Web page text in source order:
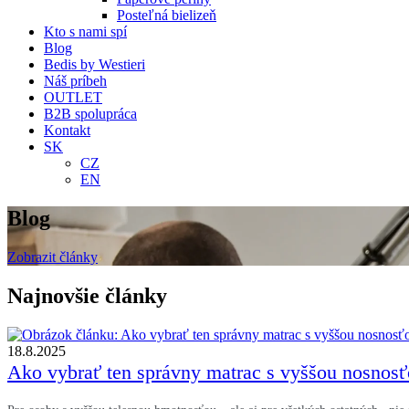
Posteľná bielizeň
Kto s nami spí
Blog
Bedis by Westieri
Náš príbeh
OUTLET
B2B spolupráca
Kontakt
SK
CZ
EN
Blog
Zobrazit články
Najnovšie články
18.8.2025
Ako vybrať ten správny matrac s vyššou